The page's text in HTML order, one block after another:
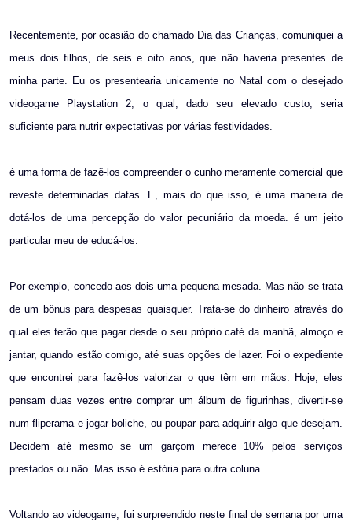
Recentemente, por ocasião do chamado Dia das Crianças, comuniquei a
meus dois filhos, de seis e oito anos, que não haveria presentes de
minha parte. Eu os presentearia unicamente no Natal com o desejado
videogame Playstation 2, o qual, dado seu elevado custo, seria
suficiente para nutrir expectativas por várias festividades.
é uma forma de fazê-los compreender o cunho meramente comercial que
reveste determinadas datas. E, mais do que isso, é uma maneira de
dotá-los de uma percepção do valor pecuniário da moeda. é um jeito
particular meu de educá-los.
Por exemplo, concedo aos dois uma pequena mesada. Mas não se trata
de um bônus para despesas quaisquer. Trata-se do dinheiro através do
qual eles terão que pagar desde o seu próprio café da manhã, almoço e
jantar, quando estão comigo, até suas opções de lazer. Foi o expediente
que encontrei para fazê-los valorizar o que têm em mãos. Hoje, eles
pensam duas vezes entre comprar um álbum de figurinhas, divertir-se
num fliperama e jogar boliche, ou poupar para adquirir algo que desejam.
Decidem até mesmo se um garçom merece 10% pelos serviços
prestados ou não. Mas isso é estória para outra coluna…
Voltando ao videogame, fui surpreendido neste final de semana por uma